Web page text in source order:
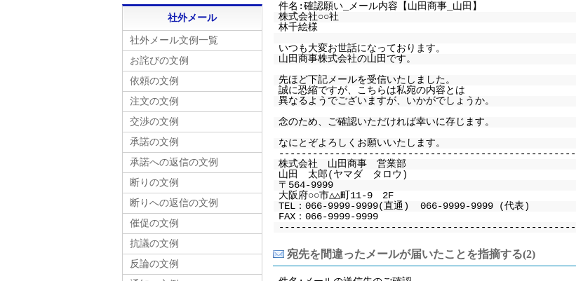
件名:確認願い_メール内容【山田商事_山田】
株式会社○○社
林千絵様
いつも大変お世話になっております。
山田商事株式会社の山田です。
先ほど下記メールを受信いたしました。
誠に恐縮ですが、こちらは私宛の内容とは
異なるようでございますが、いかがでしょうか。
念のため、ご確認いただければ幸いに存じます。
なにとぞよろしくお願いいたします。
株式会社 山田商事 営業部
山田 太郎(ヤマダ タロウ)
〒564-9999
大阪府○○市△△町11-9 2F
TEL：066-9999-9999(直通) 066-9999-9999 (代表)
FAX：066-9999-9999
宛先を間違ったメールが届いたことを指摘する(2)
社外メール
社外メール文例一覧
お詫びの文例
依頼の文例
注文の文例
交渉の文例
承諾の文例
承諾への返信の文例
断りの文例
断りへの返信の文例
催促の文例
抗議の文例
反論の文例